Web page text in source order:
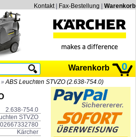
Kontakt| Fax-Bestellung Warenkorb
Warenkorb 0
» ABS Leuchten STVZO (2.638-754.0)
2.638-754.0
STVZO
Kärcher